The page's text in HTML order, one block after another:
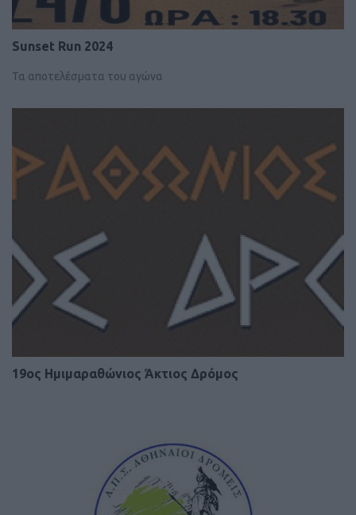
Sunset Run 2024
Τα αποτελέσματα του αγώνα
19ος Ημιμαραθώνιος Άκτιος Δρόμος